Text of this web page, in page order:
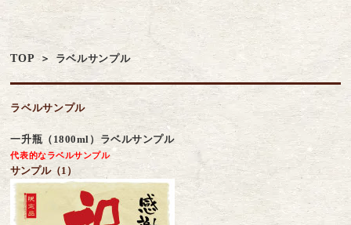
TOP ラベルサンプル
ラベルサンプル
一升瓶（1800ml）ラベルサンプル
代表的なラベルサンプル
サンプル（1）